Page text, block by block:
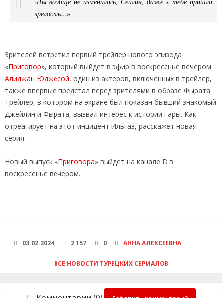
зрелость...»
Зрителей встретил первый трейлер нового эпизода
«Приговор», который выйдет в эфир в воскресенье вечером.
Алиджан Юджесой, один из актеров, включенных в трейлер,
также впервые предстал перед зрителями в образе Фырата.
Трейлер, в котором на экране был показан бывший знакомый
Джейлин и Фырата, вызвал интерес к истории пары. Как
отреагирует на этот инцидент Ильгаз, расскажет новая
серия.
Новый выпуск «Приговора» выйдет на канале D в
воскресенье вечером.
03.02.2024 2 157 0 АННА АЛЕКСЕЕВНА
ВСЕ НОВОСТИ ТУРЕЦКИХ СЕРИАЛОВ